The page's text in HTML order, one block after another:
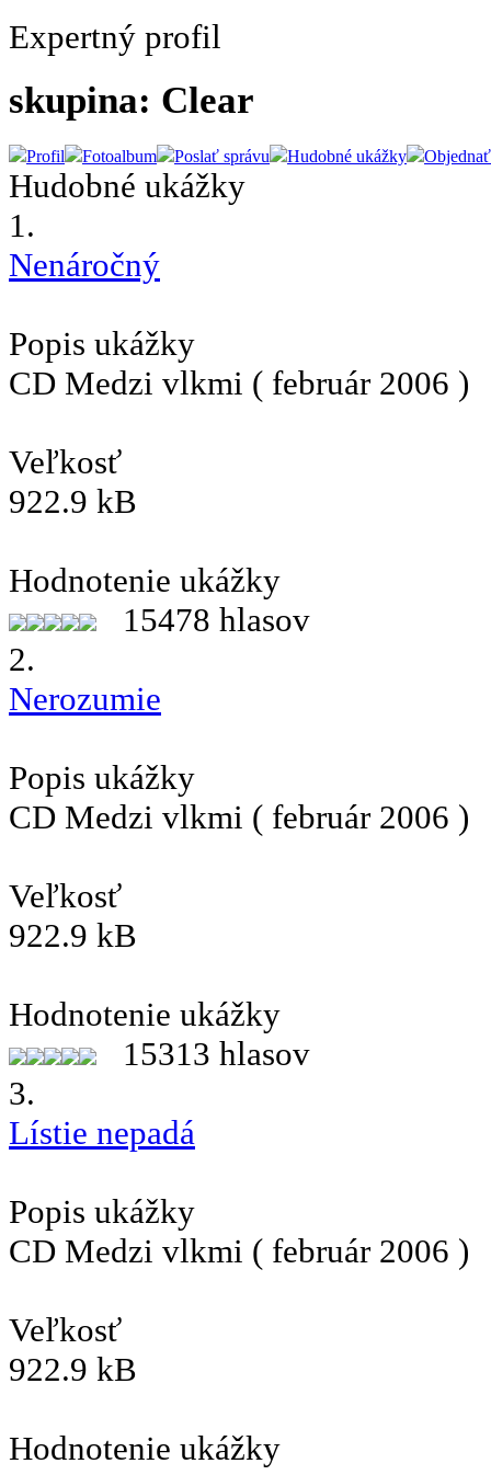
Expertný profil
skupina: Clear
Profil Fotoalbum Poslať správu Hudobné ukážky Objednať
Hudobné ukážky
1.
Nenáročný
Popis ukážky
CD Medzi vlkmi ( február 2006 )
Veľkosť
922.9 kB
Hodnotenie ukážky
15478 hlasov
2.
Nerozumie
Popis ukážky
CD Medzi vlkmi ( február 2006 )
Veľkosť
922.9 kB
Hodnotenie ukážky
15313 hlasov
3.
Lístie nepadá
Popis ukážky
CD Medzi vlkmi ( február 2006 )
Veľkosť
922.9 kB
Hodnotenie ukážky